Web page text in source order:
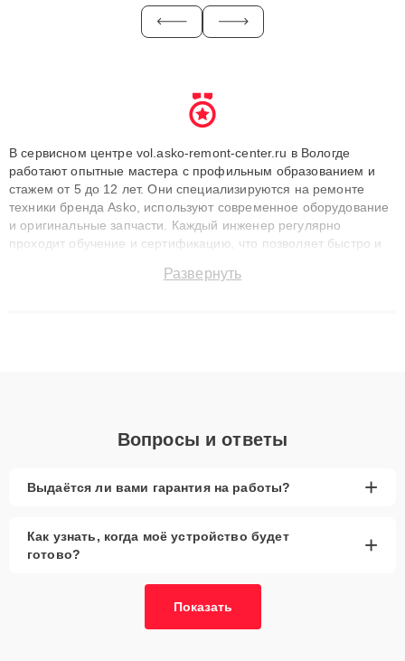
В сервисном центре vol.asko-remont-center.ru в Вологде
работают опытные мастера с профильным образованием и
стажем от 5 до 12 лет. Они специализируются на ремонте
техники бренда Asko, используют современное оборудование
и оригинальные запчасти. Каждый инженер регулярно
проходит обучение и сертификацию, что позволяет быстро и
сохранением гарантии до 3 лет. Наши мастера решают
Развернуть
Вопросы и ответы
Выдаётся ли вами гарантия на работы? +
Как узнать, когда моё устройство будет
готово?
+
Показать